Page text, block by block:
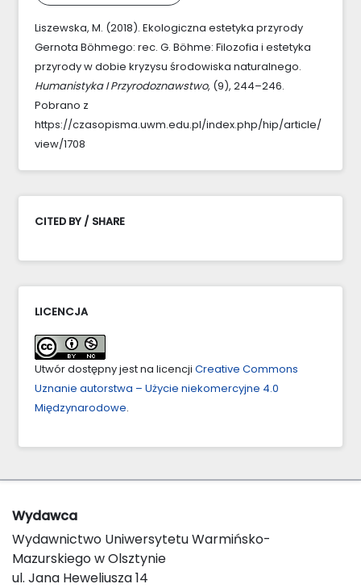
Liszewska, M. (2018). Ekologiczna estetyka przyrody
Gernota Böhmego: rec. G. Böhme: Filozofia i estetyka
przyrody w dobie kryzysu środowiska naturalnego.
Humanistyka I Przyrodoznawstwo, (9), 244–246.
Pobrano z
https://czasopisma.uwm.edu.pl/index.php/hip/article/
view/1708
CITED BY / SHARE
LICENCJA
Utwór dostępny jest na licencji Creative Commons
Uznanie autorstwa – Użycie niekomercyjne 4.0
Międzynarodowe.
Wydawca
Wydawnictwo Uniwersytetu Warmińsko-
Mazurskiego w Olsztynie
ul. Jana Heweliusza 14